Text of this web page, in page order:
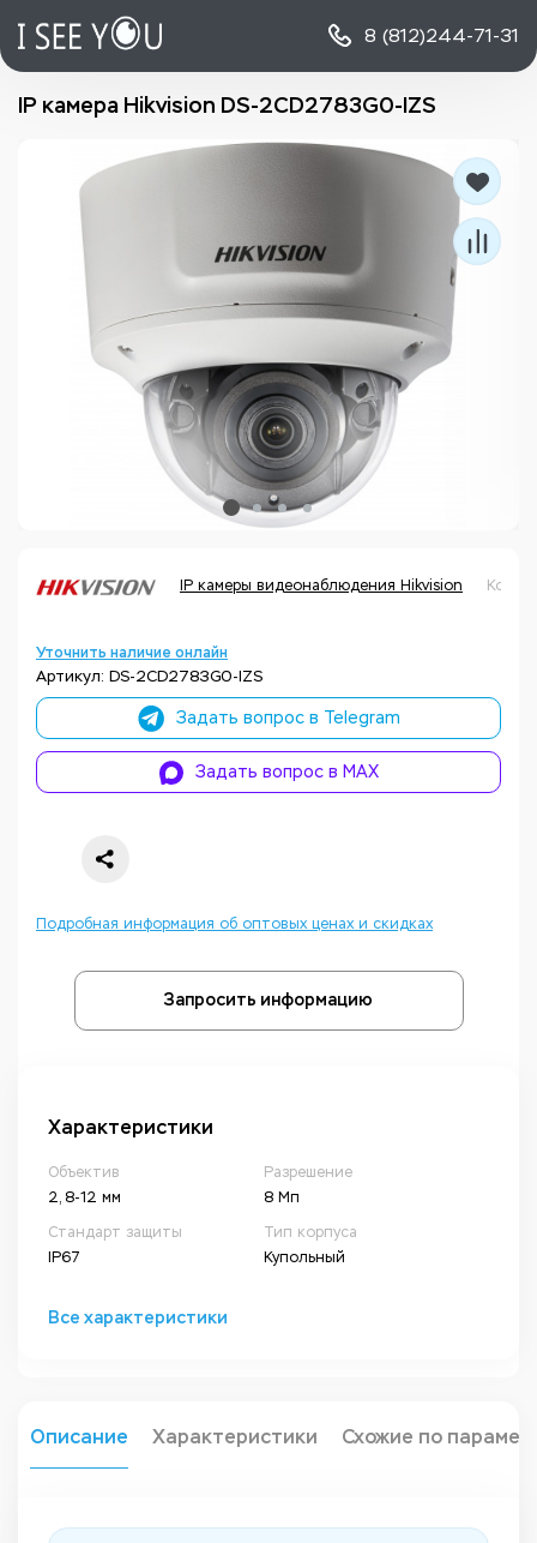
8 (812)244-71-31
IP камера Hikvision DS-2CD2783G0-IZS
IP камеры видеонаблюдения Hikvision Код
Уточнить наличие онлайн
Артикул: DS-2CD2783G0-IZS
Задать вопрос в Telegram
Задать вопрос в MAX
Подробная информация об оптовых ценах и скидках
Запросить информацию
Характеристики
Объектив
2, 8-12 мм
Разрешение
8 Мп
Стандарт защиты
IP67
Тип корпуса
Купольный
Все характеристики
Описание Характеристики Схожие по